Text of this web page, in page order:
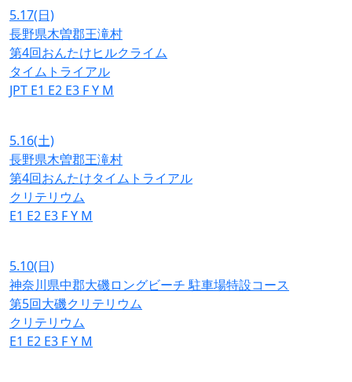
5.17(日)
長野県木曽郡王滝村
第4回おんたけヒルクライム
タイムトライアル
JPT E1 E2 E3 FY M
5.16(土)
長野県木曽郡王滝村
第4回おんたけタイムトライアル
クリテリウム
E1 E2 E3 FY M
5.10(日)
神奈川県中郡大磯ロングビーチ 駐車場特設コース
第5回大磯クリテリウム
クリテリウム
E1 E2 E3 FY M